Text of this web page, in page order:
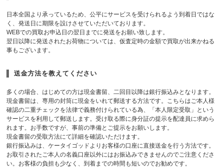
日本全国より承っているため、公平にサービスを受けられるよう到着日ではな
く、発送日に期限を設けさせていただいております。
WEBでの買取お申込日の翌日までに発送をお願い致します。
翌日以降に発送されたお荷物については、仮査定時の金額で買取が出来かねる
事もございます。
送金方法を教えてください
多くの場合、はじめての方は現金書留、二回目以降は銀行振込みとなります。
現金書留は、専用の封筒に現金をいれて郵送する方法です。こちらはご本人様
確認の二重チェックを法律で義務付けられている為、「本人限定受取」という
サービスを利用して郵送します。受け取る際に身分証の提示を配達員に求めら
れます。お手数ですが、事前の準備とご提示をお願いします。
現金書留の受取方法にて詳細を確認いただけます。
銀行振込みは、ケータイゴッドよりお客様の口座に直接送金を行う方法です。
お取引されたご本人の名義口座以外にはお振込みできませんのでご注意くださ
い。お客様の負担も少なく、到着までの時間も短いのでお勧めです。